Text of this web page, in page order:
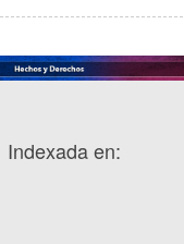
Indexada en: